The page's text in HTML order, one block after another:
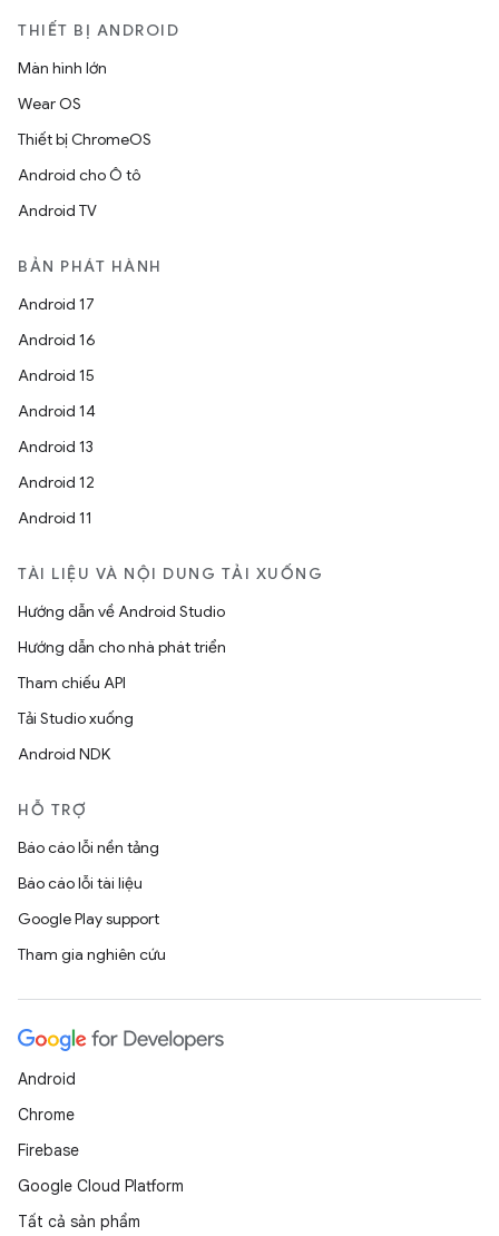
THIẾT BỊ ANDROID
Màn hình lớn
Wear OS
Thiết bị ChromeOS
Android cho Ô tô
Android TV
BẢN PHÁT HÀNH
Android 17
Android 16
Android 15
Android 14
Android 13
Android 12
Android 11
TÀI LIỆU VÀ NỘI DUNG TẢI XUỐNG
Hướng dẫn về Android Studio
Hướng dẫn cho nhà phát triển
Tham chiếu API
Tải Studio xuống
Android NDK
HỖ TRỢ
Báo cáo lỗi nền tảng
Báo cáo lỗi tài liệu
Google Play support
Tham gia nghiên cứu
Android
Chrome
Firebase
Google Cloud Platform
Tất cả sản phẩm